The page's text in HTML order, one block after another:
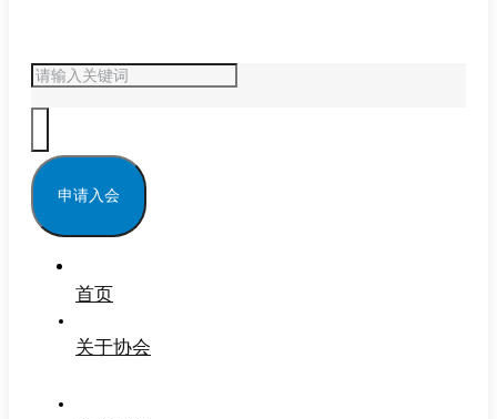
申请入会
首页
关于协会